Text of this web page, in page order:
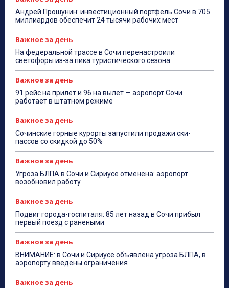
Андрей Прошунин: инвестиционный портфель Сочи в 705
миллиардов обеспечит 24 тысячи рабочих мест
Важное за день
На федеральной трассе в Сочи перенастроили
светофоры из-за пика туристического сезона
Важное за день
91 рейс на прилёт и 96 на вылет — аэропорт Сочи
работает в штатном режиме
Важное за день
Сочинские горные курорты запустили продажи ски-
пассов со скидкой до 50%
Важное за день
Угроза БЛПА в Сочи и Сириусе отменена: аэропорт
возобновил работу
Важное за день
Подвиг города-госпиталя: 85 лет назад в Сочи прибыл
первый поезд с ранеными
Важное за день
ВНИМАНИЕ: в Сочи и Сириусе объявлена угроза БЛПА, в
аэропорту введены ограничения
Важное за день